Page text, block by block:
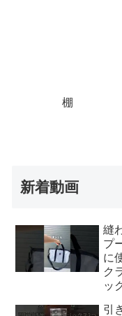
棚
新着動画
縫
プ
に
ク
ッ
引